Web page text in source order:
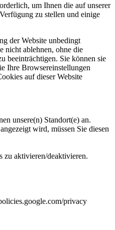
um Ihnen die auf unserer
zu stellen und einige
der Website unbedingt
nicht ablehnen, ohne die
beeinträchtigen. Sie können sie
Ihre Browsereinstellungen
auf dieser Website
unsere(n) Standort(e) an.
wird, müssen Sie diesen
aktivieren/deaktivieren.
privacy